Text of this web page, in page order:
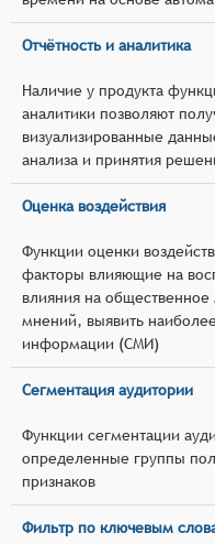
Отчётность и аналитика
Наличие у продукта
аналитики позволяют
визуализированные
анализа и принятия
Оценка воздействия
Функции оценки
факторы влияющие на
влияния на
мнений, выявить
информации (СМИ)
Сегментация аудитории
Функции сегментации
определенные группы
признаков
Фильтр по ключевым